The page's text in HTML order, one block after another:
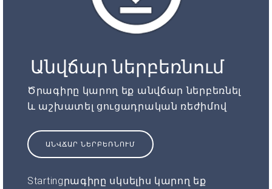
Անվճար ներբեռնում
Ծրագիրը կարող եք անվճար ներբեռնել
և աշխատել ցուցադրական ռեժիմով
ԱՆՎՃԱՐ ՆԵՐԲԵՌՆՈՒՄ
Startingրագիրը սկսելիս կարող եք